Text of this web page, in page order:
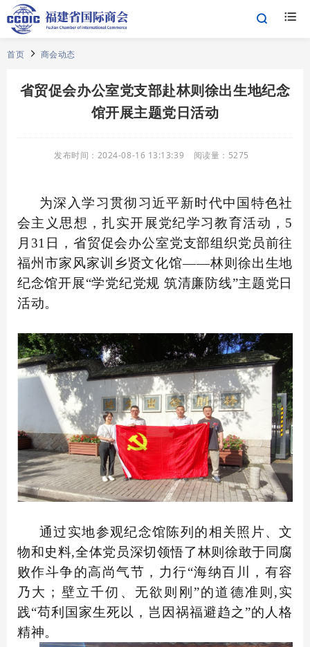
首页 商会动态
省贸促会办公室党支部赴林则徐出生地纪念
馆开展主题党日活动
发布时间： 2024-08-16 13:13:39 阅读量： 5275
为深入学习贯彻习近平新时代中国特色社
会主义思想，扎实开展党纪学习教育活动，5
月31日，省贸促会办公室党支部组织党员前往
福州市家风家训乡贤文化馆——林则徐出生地
纪念馆开展“学党纪党规 筑清廉防线”主题党日
活动。
通过实地参观纪念馆陈列的相关照片、文
物和史料,全体党员深切领悟了林则徐敢于同腐
败作斗争的高尚气节，力行“海纳百川，有容
乃大；壁立千仞、无欲则刚”的道德准则,实
践“苟利国家生死以，岂因祸福避趋之”的人格
精神。